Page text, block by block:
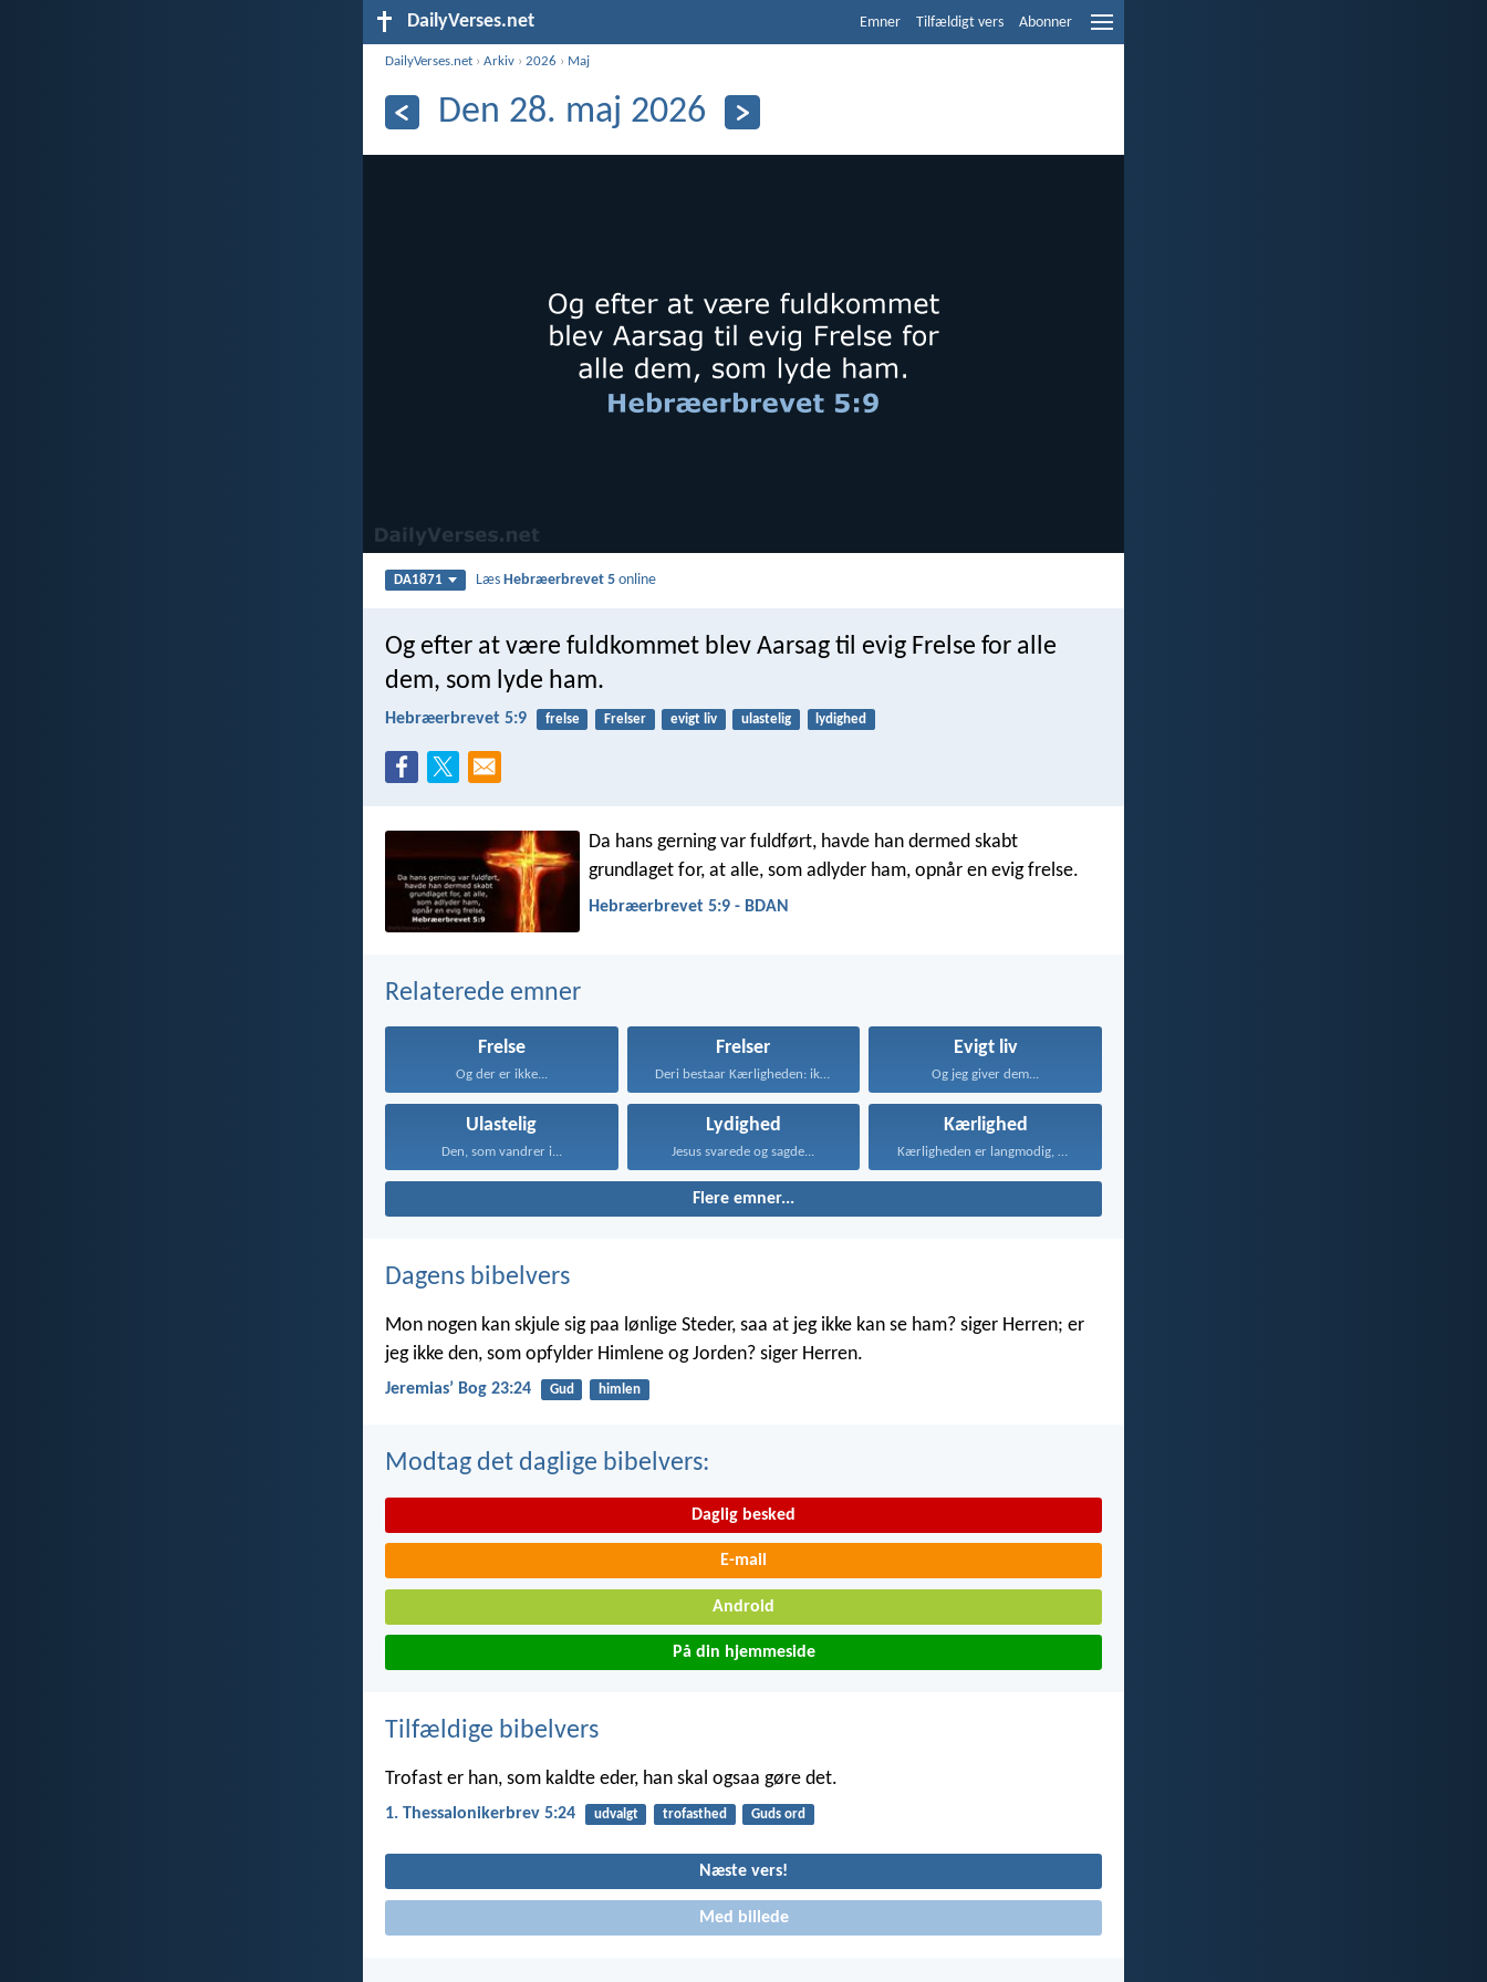
DailyVerses.net Emner Tilfældigt vers Abonner
DailyVerses.net ›Arkiv ›2026 › Maj
Den 28. maj 2026
DA1871 LæsHebræerbrevet 5 online
Og efter at være fuldkommet blev Aarsag til evig Frelse for alle
dem, som lyde ham.
Hebræerbrevet 5:9 frelse Frelser evigt liv ulastelig lydighed
Da hans gerning var fuldført, havde han dermed skabt
grundlaget for, at alle, som adlyder ham, opnår en evig frelse.
Hebræerbrevet 5:9 - BDAN
Relaterede emner
Frelse
Og der er ikke...
Frelser
Deri bestaar Kærligheden: ikke...
Evigt liv
Og jeg giver dem...
Ulastelig
Den, som vandrer i...
Lydighed
Jesus svarede og sagde...
Kærlighed
Kærligheden er langmodig, er...
Flere emner...
Dagens bibelvers
Mon nogen kan skjule sig paa lønlige Steder, saa at jeg ikke kan se ham? siger Herren; er
jeg ikke den, som opfylder Himlene og Jorden? siger Herren.
Jeremiasʼ Bog 23:24 Gud himlen
Modtag det daglige bibelvers:
Daglig besked
E-mail
Android
På din hjemmeside
Tilfældige bibelvers
Trofast er han, som kaldte eder, han skal ogsaa gøre det.
1. Thessalonikerbrev 5:24 udvalgt trofasthed Guds ord
Næste vers!
Med billede